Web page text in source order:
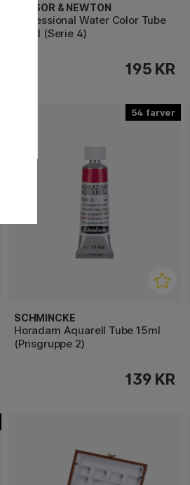
WINSOR & NEWTON
Professional Water Color Tube
14 ml (Serie 4)
195 KR
54
SCHMINCKE
Horadam Aquarell Tube 15ml
(Prisgruppe 2)
139 KR